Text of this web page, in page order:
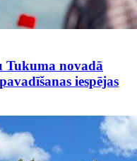
Tukuma novadā
iespējas